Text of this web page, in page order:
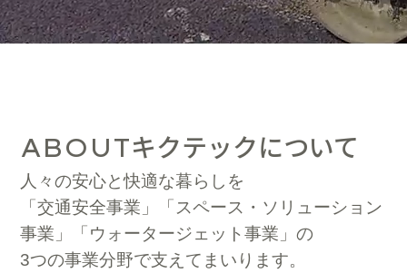
ABOUTキクテックについて
人々の安心と快適な暮らしを
「交通安全事業」「スペース・ソリューション
事業」「ウォータージェット事業」の
3つの事業分野で支えてまいります。